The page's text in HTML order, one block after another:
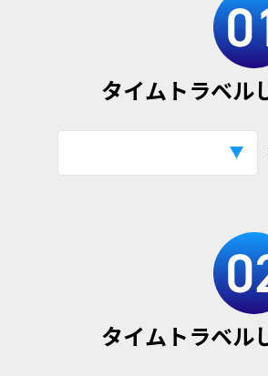
タイムトラベル
タイムトラベル